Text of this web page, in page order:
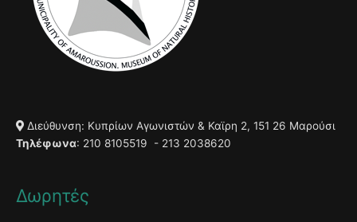
Διεύθυνση: Κυπρίων Αγωνιστών & Καϊρη 2, 151 26 Μαρούσι
Τηλέφωνα: 210 8105519 - 213 2038620
Δωρητές